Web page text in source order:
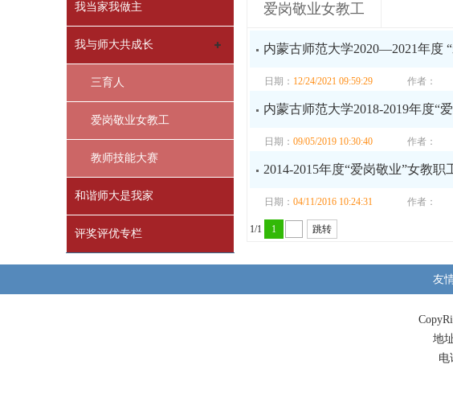
我当家我做主
我与师大共成长
三育人
爱岗敬业女教工
教师技能大赛
和谐师大是我家
评奖评优专栏
爱岗敬业女教工
内蒙古师范大学2020—2021年度
日期： 12/24/2021 09:59:29 作者：
内蒙古师范大学2018-2019年度“
日期： 09/05/2019 10:30:40 作者：
2014-2015年度“爱岗敬业”女教职
日期： 04/11/2016 10:24:31 作者：
1/1 1 跳转
友
地
电